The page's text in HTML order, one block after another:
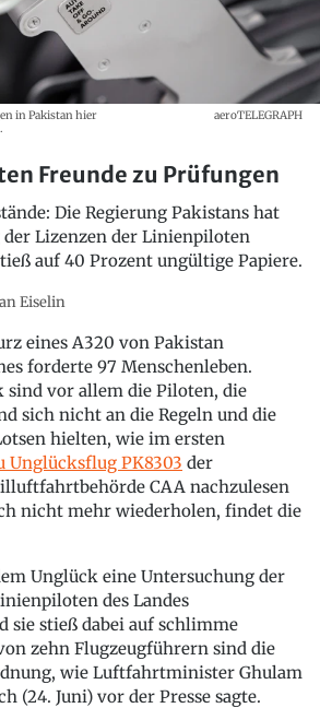
in Pakistan hier
aeroTELEGRAPH
Freunde zu Prüfungen
Die Regierung Pakistans hat
Lizenzen der Linienpiloten
auf 40 Prozent ungültige Papiere.
Eiselin
eines A320 von Pakistan
forderte 97 Menschenleben.
sind vor allem die Piloten, die
sich nicht an die Regeln und die
hielten, wie im ersten
Unglücksflug PK8303 der
CAA nachzulesen
nicht mehr wiederholen, findet die
Unglück eine Untersuchung der
des Landes
sie stieß dabei auf schlimme
zehn Flugzeugführern sind die
wie Luftfahrtminister Ghulam
(24. Juni) vor der Presse sagte.